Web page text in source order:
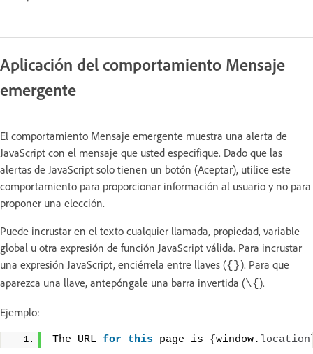
Aplicación del comportamiento Mensaje
emergente
El comportamiento Mensaje emergente muestra una alerta de
JavaScript con el mensaje que usted especifique. Dado que las
alertas de JavaScript solo tienen un botón (Aceptar), utilice este
comportamiento para proporcionar información al usuario y no para
proponer una elección.
Puede incrustar en el texto cualquier llamada, propiedad, variable
global u otra expresión de función JavaScript válida. Para incrustar
una expresión JavaScript, enciérrela entre llaves ({}). Para que
aparezca una llave, antepóngale una barra invertida (\{ ).
Ejemplo:
The URL for this page is {window. location